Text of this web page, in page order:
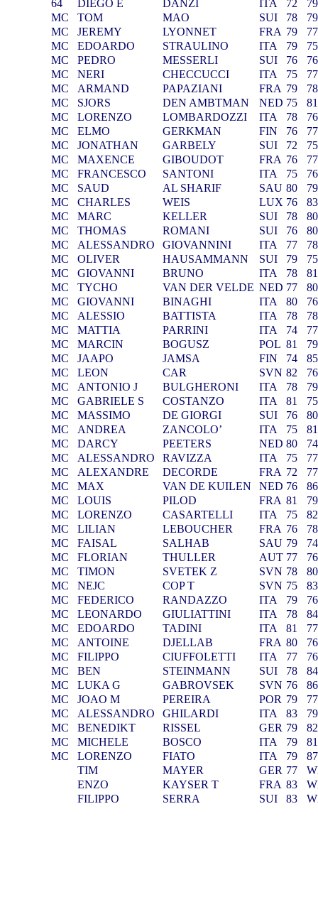
64
DIEGO E DANZI ITA 72
79
MC
TOM MAO SUI 78
79
MC
JEREMY LYONNET FRA 79
77
MC
EDOARDO STRAULINO ITA 79
75
MC
PEDRO MESSERLI SUI 76
76
MC
NERI CHECCUCCI ITA 75
77
MC
ARMAND PAPAZIANI FRA 79
78
MC
SJORS DEN AMBTMAN NED 75
81
MC
LORENZO LOMBARDOZZI ITA 78
76
MC
ELMO GERKMAN FIN 76
77
MC
JONATHAN GARBELY SUI 72
75
MC
MAXENCE GIBOUDOT FRA 76
77
MC
FRANCESCO SANTONI ITA 75
76
MC
SAUD AL SHARIF SAU 80
79
MC
CHARLES WEIS LUX 76
83
MC
MARC KELLER SUI 78
80
MC
THOMAS ROMANI SUI 76
80
MC
ALESSANDRO GIOVANNINI ITA 77
78
MC
OLIVER HAUSAMMANN SUI 79
75
MC
GIOVANNI BRUNO ITA 78
81
MC
TYCHO VAN DER VELDE NED 77
80
MC
GIOVANNI BINAGHI ITA 80
76
MC
ALESSIO BATTISTA ITA 78
78
MC
MATTIA PARRINI ITA 74
77
MC
MARCIN BOGUSZ POL 81
79
MC
JAAPO JAMSA FIN 74
85
MC
LEON CAR SVN 82
76
MC
ANTONIO J BULGHERONI ITA 78
79
MC
GABRIELE S COSTANZO ITA 81
75
MC
MASSIMO DE GIORGI SUI 76
80
MC
ANDREA ZANCOLO’ ITA 75
81
MC
DARCY PEETERS NED 80
74
MC
ALESSANDRO RAVIZZA ITA 75
77
MC
ALEXANDRE DECORDE FRA 72
77
MC
MAX VAN DE KUILEN NED 76
86
MC
LOUIS PILOD FRA 81
79
MC
LORENZO CASARTELLI ITA 75
82
MC
LILIAN LEBOUCHER FRA 76
78
MC
FAISAL SALHAB SAU 79
74
MC
FLORIAN THULLER AUT 77
76
MC
TIMON SVETEK Z SVN 78
80
MC
NEJC COP T SVN 75
83
MC
FEDERICO RANDAZZO ITA 79
76
MC
LEONARDO GIULIATTINI ITA 78
84
MC
EDOARDO TADINI ITA 81
77
MC
ANTOINE DJELLAB FRA 80
76
MC
FILIPPO CIUFFOLETTI ITA 77
76
MC
BEN STEINMANN SUI 78
84
MC
LUKA G GABROVSEK SVN 76
86
MC
JOAO M PEREIRA POR 79
77
MC
ALESSANDRO GHILARDI ITA 83
79
MC
BENEDIKT RISSEL GER 79
82
MC
MICHELE BOSCO ITA 79
81
MC
LORENZO FIATO ITA 79
87
TIM
MAYER GER 77
ENZO
KAYSER T FRA 83
FILIPPO
SERRA SUI 83